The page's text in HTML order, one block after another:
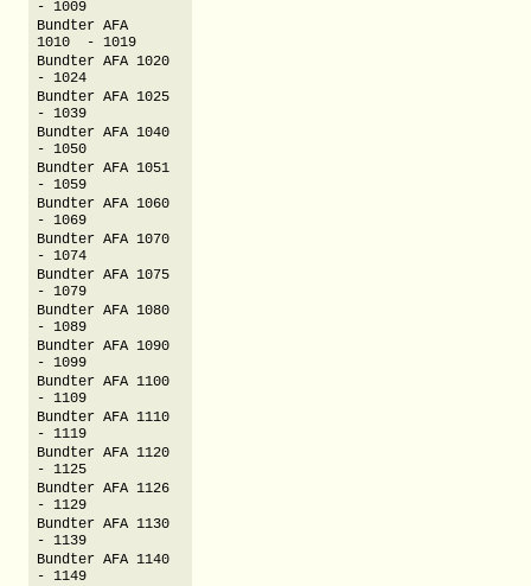
- 1009
Bundter AFA
1010 - 1019
Bundter AFA 1020
- 1024
Bundter AFA 1025
- 1039
Bundter AFA 1040
- 1050
Bundter AFA 1051
- 1059
Bundter AFA 1060
- 1069
Bundter AFA 1070
- 1074
Bundter AFA 1075
- 1079
Bundter AFA 1080
- 1089
Bundter AFA 1090
- 1099
Bundter AFA 1100
- 1109
Bundter AFA 1110
- 1119
Bundter AFA 1120
- 1125
Bundter AFA 1126
- 1129
Bundter AFA 1130
- 1139
Bundter AFA 1140
- 1149